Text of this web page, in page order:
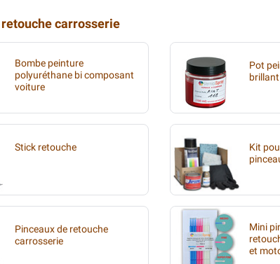
carrosserie
Bombe peinture
polyuréthane bi composant
voiture
Pot
Stick retouche
Kit
Pinceaux de retouche
carrosserie
Mini
et